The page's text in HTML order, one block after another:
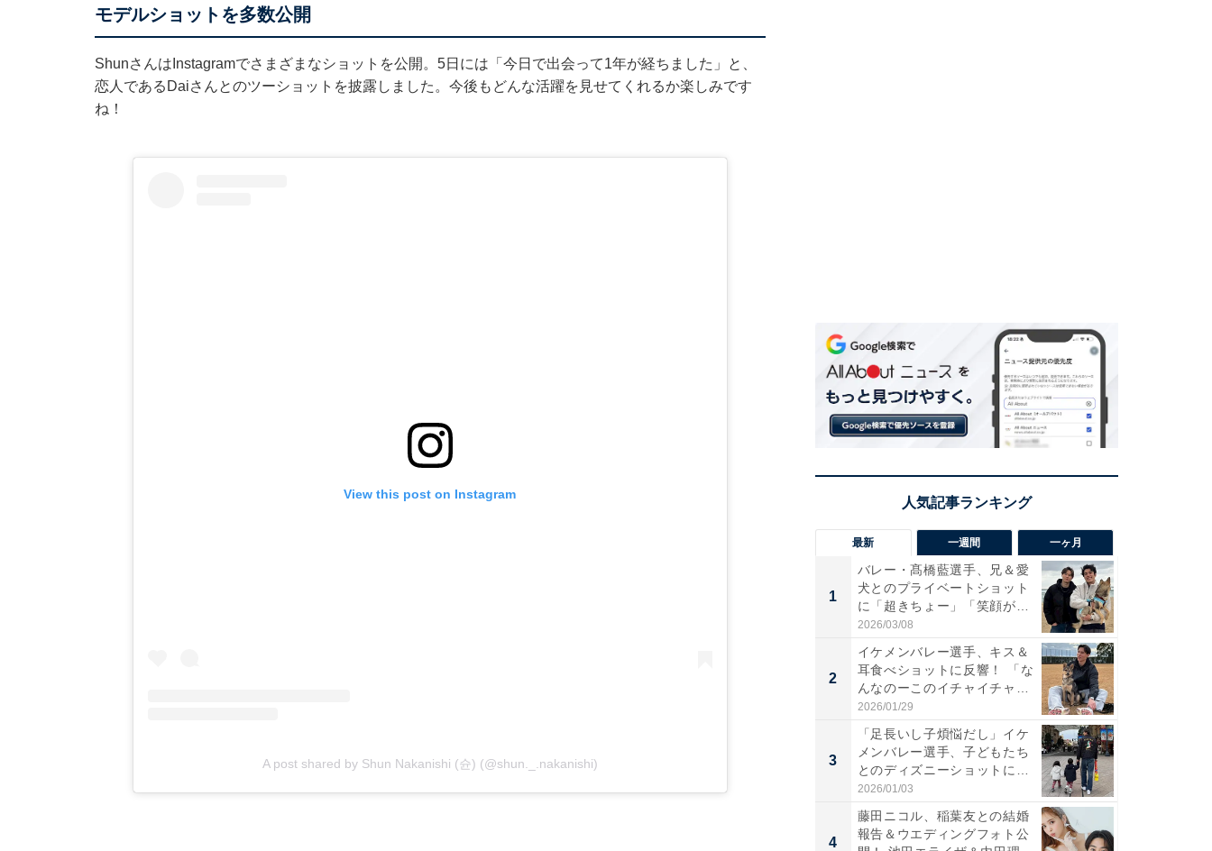
モデルショットを多数公開
ShunさんはInstagramでさまざまなショットを公開。5日には「今日で出会って1年が経ちました」と、
恋人であるDaiさんとのツーショットを披露しました。今後もどんな活躍を見せてくれるか楽しみです
ね！
View this post on Instagram
A post shared by Shun Nakanishi (슌) (@shun._.nakanishi)
最新 一週間 一ヶ月
1
バレー・髙橋藍選手、兄＆愛
犬とのプライベートショット
に「超きちょー」「笑顔が見
れ...
2026/03/08
2
イケメンバレー選手、キス＆
耳食べショットに反響！ 「な
んなのーこのイチャイチャ
感...
2026/01/29
3
「足長いし子煩悩だし」イケ
メンバレー選手、子どもたち
とのディズニーショットに
「か...
2026/01/03
4
藤田ニコル、稲葉友との結婚
報告＆ウエディングフォト公